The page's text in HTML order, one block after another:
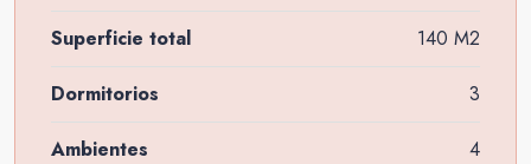
Superficie total 140 M2
Dormitorios 3
Ambientes 4